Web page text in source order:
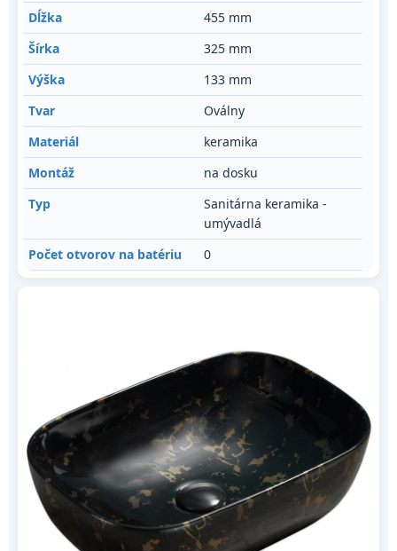
Dĺžka
455 mm
Šírka
325 mm
Výška
133 mm
Tvar
Oválny
Materiál
keramika
Montáž
na dosku
Typ
Sanitárna keramika -
umývadlá
Počet otvorov na batériu
0